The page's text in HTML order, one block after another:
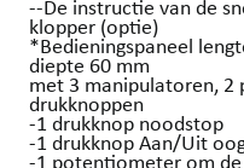
--De instructie van de
klopper (optie)
*Bedieningspaneel
diepte 60 mm
met 3 manipulatoren, 2
drukknoppen
-1 drukknop noodstop
-1 drukknop Aan/Uit
-1 potentiometer om de